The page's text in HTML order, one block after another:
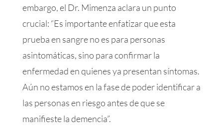
embargo, el Dr. Mimenza aclara un punto
crucial: “Es importante enfatizar que esta
prueba en sangre no es para personas
asintomáticas, sino para confirmar la
enfermedad en quienes ya presentan síntomas.
Aún no estamos en la fase de poder identificar a
las personas en riesgo antes de que se
manifieste la demencia”.